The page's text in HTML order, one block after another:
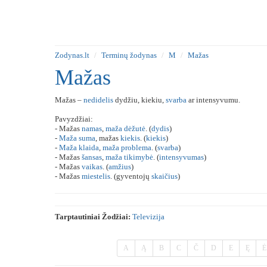
Zodynas.lt Terminų žodynas M Mažas
Mažas
Mažas – nedidelis dydžiu, kiekiu, svarba ar intensyvumu.
Pavyzdžiai:
- Mažas namas, maža dėžutė. (dydis)
- Maža suma, mažas kiekis. (kiekis)
- Maža klaida, maža problema. (svarba)
- Mažas šansas, maža tikimybė. (intensyvumas)
- Mažas vaikas. (amžius)
- Mažas miestelis. (gyventojų skaičius)
Tarptautiniai Žodžiai: Televizija
A Ą B C Č D E Ę Ė